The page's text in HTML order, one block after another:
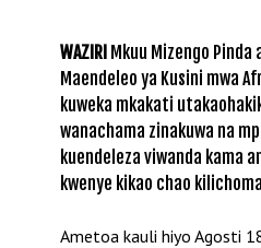
WAZIRI Mkuu Mizengo Pinda
Maendeleo ya Kusini mwa
kuweka mkakati
wanachama zinakuwa na
kuendeleza viwanda kama
kwenye kikao chao
Ametoa kauli hiyo Agosti